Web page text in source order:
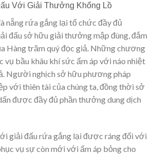
Với Giải Thưởng Khổng Lồ
nẵng rứa gắng lại tổ chức đầy đủ
đấu sở hữu giải thưởng mập đùng, đắm
Hàng trăm quý đọc giả. Những chương
vụ bầu khâu khí sức ấm áp với náo nhiệt
Người nghịch sở hữu phương pháp
với thiên tài của chúng ta, đồng thời sở
được đầy đủ phần thưởng dung dịch
giải đấu rứa gắng lại được ráng đổi với
vụ sự còn mới với ấm áp bỏng cho